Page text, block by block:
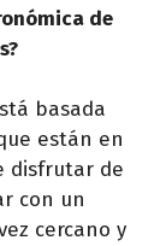
de
basada
están en
disfrutar de
con un
cercano y